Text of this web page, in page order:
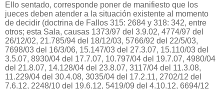
Ello sentado, corresponde poner de manifiesto que los
jueces deben atender a la situación existente al momento
de decidir (doctrina de Fallos 315: 2684 y 318: 342, entre
otros; esta Sala, causas 1373/97 del 3.9.02, 4774/97 del
26/12/02, 21.785/94 del 18/12/03, 5766/92 del 22/5/03,
7698/03 del 16/3/06, 15.147/03 del 27.3.07, 15.110/03 del
3.5.07, 8930/04 del 17.7.07, 10.797/04 del 19.7.07, 4980/04
del 21.8.07, 14.128/04 del 23.8.07, 3117/04 del 11.3.08,
11.229/04 del 30.4.08, 3035/04 del 17.2.11, 2702/12 del
7.6.12, 2248/10 del 19.6.12, 5419/09 del 4.10.12, 6694/12